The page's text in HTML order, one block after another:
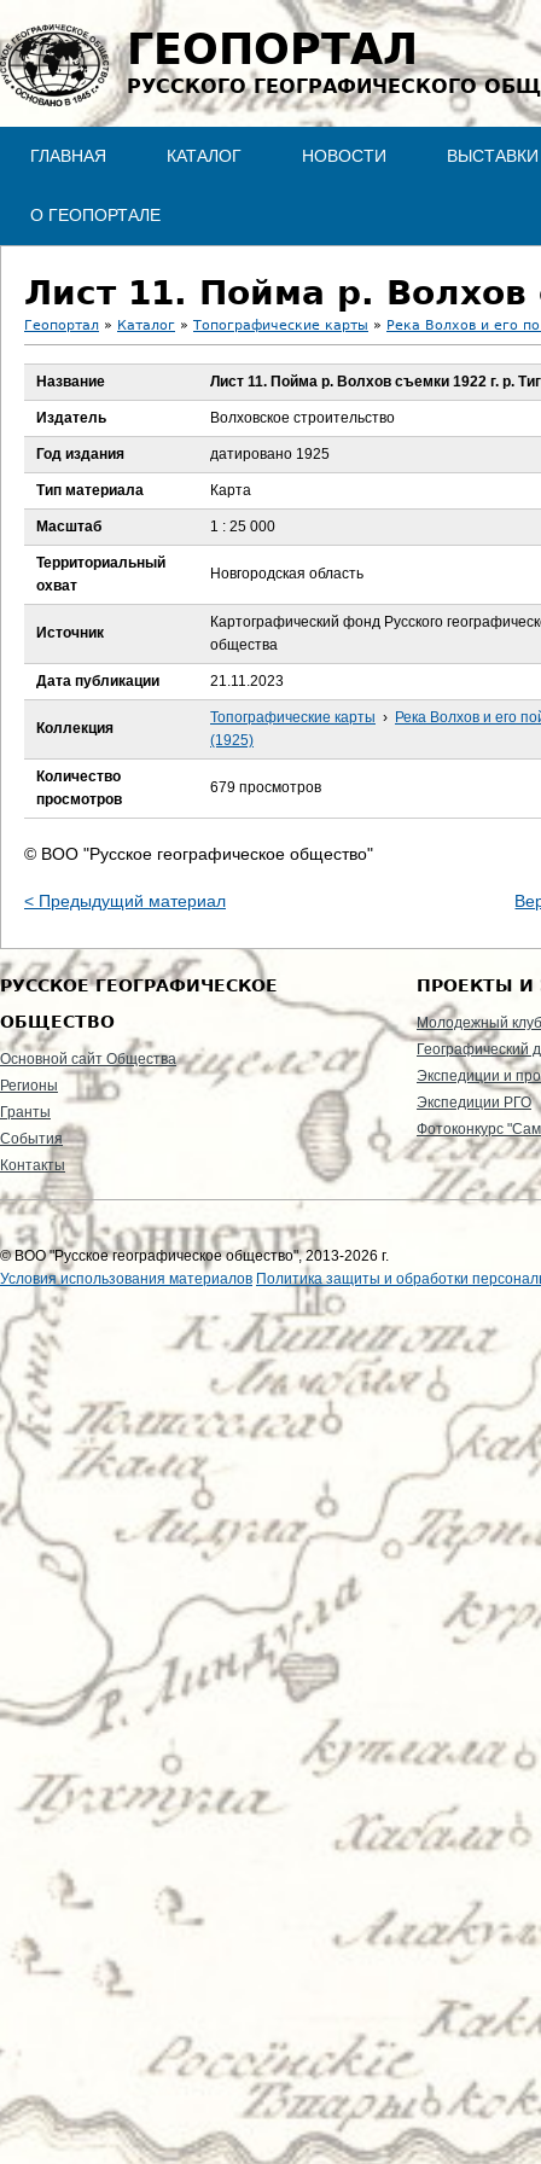
Jump to navigation
ГЕОПОРТАЛ
РУССКОГО ГЕОГРАФИЧЕСКОГО
ГЛАВНАЯ КАТАЛОГ НОВОСТИ ВЫСТАВКИ
О ГЕОПОРТАЛЕ
Лист 11. Пойма р. Волхов
В
ы
д
е
с
Геопортал » Каталог » Топографические карты » Река Волхов и его
Название Лист 11. Пойма р. Волхов съемки 1922 г. р.
Издатель Волховское строительство
Год издания датировано 1925
Тип материала Карта
Масштаб 1 : 25 000
Территориальный
охват
Новгородская область
Источник
Картографический фонд Русского
общества
Дата публикации 21.11.2023
Коллекция
Топографические карты › Река Волхов и его
(1925)
Количество
просмотров
679 просмотров
© ВОО "Русское географическое общество"
< Предыдущий материал
РУССКОЕ ГЕОГРАФИЧЕСКОЕ
ОБЩЕСТВО
Основной сайт Общества
Регионы
Гранты
События
Контакты
ПРОЕКТЫ И
Молодежный клуб
Географический
Экспедиции и
Экспедиции РГО
Фотоконкурс
© ВОО "Русское географическое общество", 2013-2026 г.
Условия использования материалов Политика защиты и обработки